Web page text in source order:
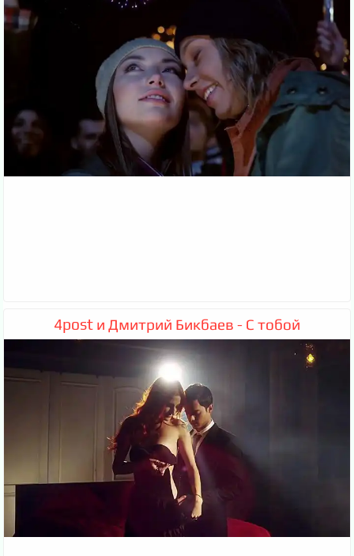
4post и Дмитрий Бикбаев - С тобой